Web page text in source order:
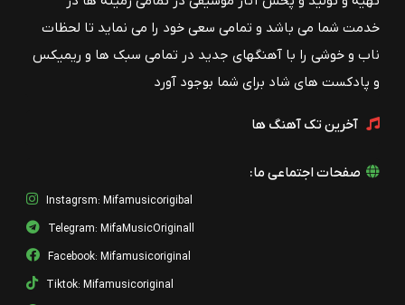
خدمت شما می باشد و تمامی سعی خود را می نماید تا لحظات
ناب و خوشی را با آهنگهای جدید در تمامی سبک ها و ریمیکس
و پادکست های شاد برای شما بوجود آورد
آخرین تک آهنگ ها
صفحات اجتماعی ما:
Instagrsm: Mifamusicorigibal
Telegram: MifaMusicOriginall
Facebook: Mifamusicoriginal
Tiktok: Mifamusicoriginal